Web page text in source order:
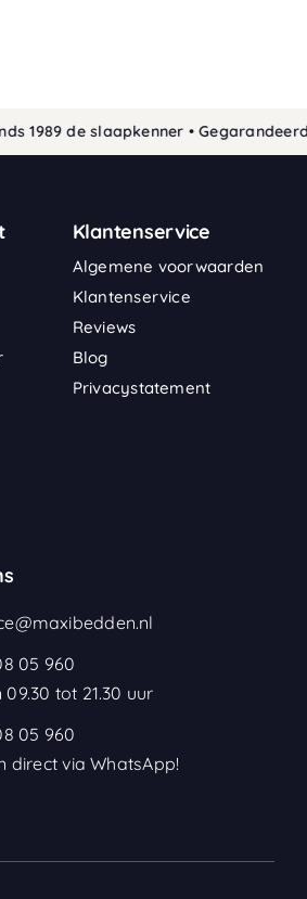
de slaapkenner • Gegarandeerd
Klantenservice
Algemene voorwaarden
Klantenservice
Reviews
Blog
Privacystatement
05 960
tot 21.30 uur
05 960
direct via WhatsApp!